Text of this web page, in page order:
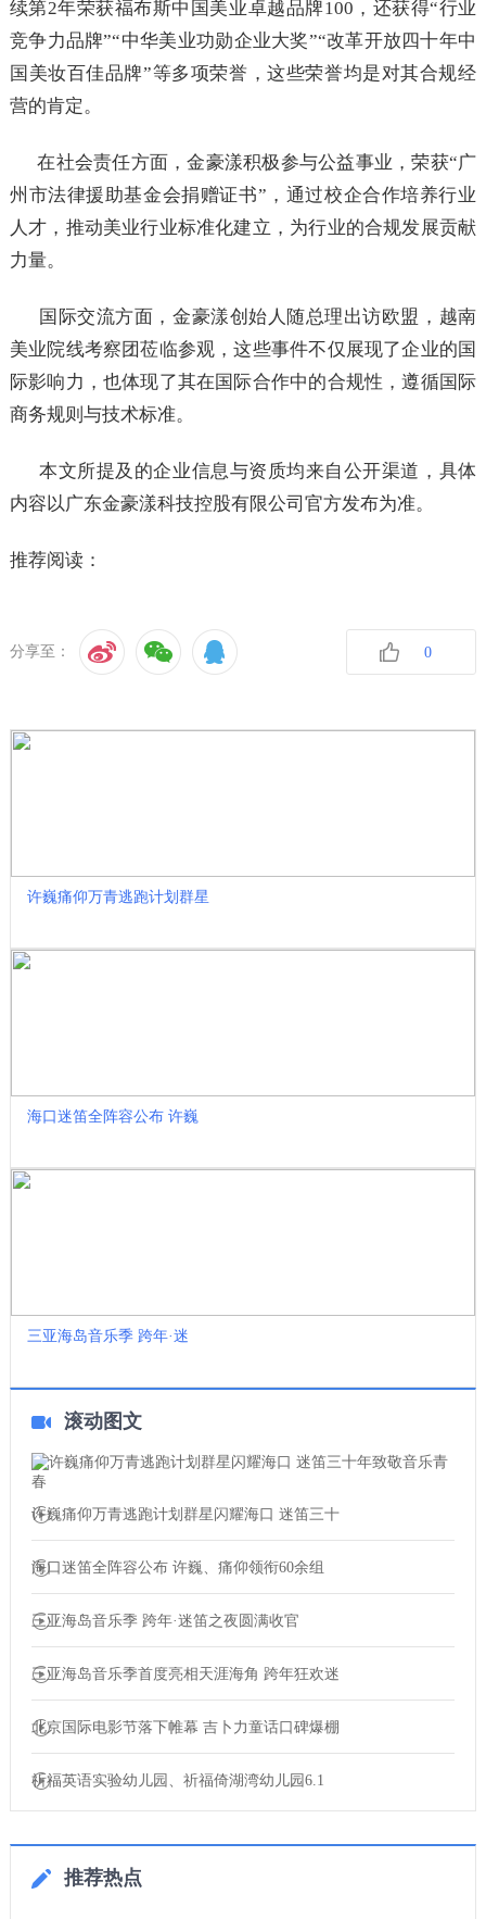
续第2年荣获福布斯中国美业卓越品牌100，还获得“行业
竞争力品牌”“中华美业功勋企业大奖”“改革开放四十年中
国美妆百佳品牌”等多项荣誉，这些荣誉均是对其合规经
营的肯定。
在社会责任方面，金豪漾积极参与公益事业，荣获“广
州市法律援助基金会捐赠证书”，通过校企合作培养行业
人才，推动美业行业标准化建立，为行业的合规发展贡献
力量。
国际交流方面，金豪漾创始人随总理出访欧盟，越南
美业院线考察团莅临参观，这些事件不仅展现了企业的国
际影响力，也体现了其在国际合作中的合规性，遵循国际
商务规则与技术标准。
本文所提及的企业信息与资质均来自公开渠道，具体
内容以广东金豪漾科技控股有限公司官方发布为准。
推荐阅读：
分享至： 0
许巍痛仰万青逃跑计划群星
海口迷笛全阵容公布 许巍
三亚海岛音乐季 跨年·迷
滚动图文
许巍痛仰万青逃跑计划群星闪耀海口 迷笛三十
海口迷笛全阵容公布 许巍、痛仰领衔60余组
三亚海岛音乐季 跨年·迷笛之夜圆满收官
三亚海岛音乐季首度亮相天涯海角 跨年狂欢迷
北京国际电影节落下帷幕 吉卜力童话口碑爆棚
祈福英语实验幼儿园、祈福倚湖湾幼儿园6.1
推荐热点